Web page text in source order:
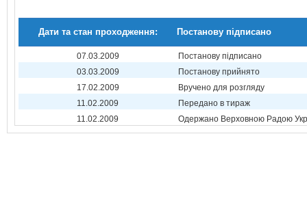
Дати та стан проходження: Постанову підписано
07.03.2009
Постанову підписано
03.03.2009
Постанову прийнято
17.02.2009
Вручено для розгляду
11.02.2009
Передано в тираж
11.02.2009
Одержано Верховною Радою